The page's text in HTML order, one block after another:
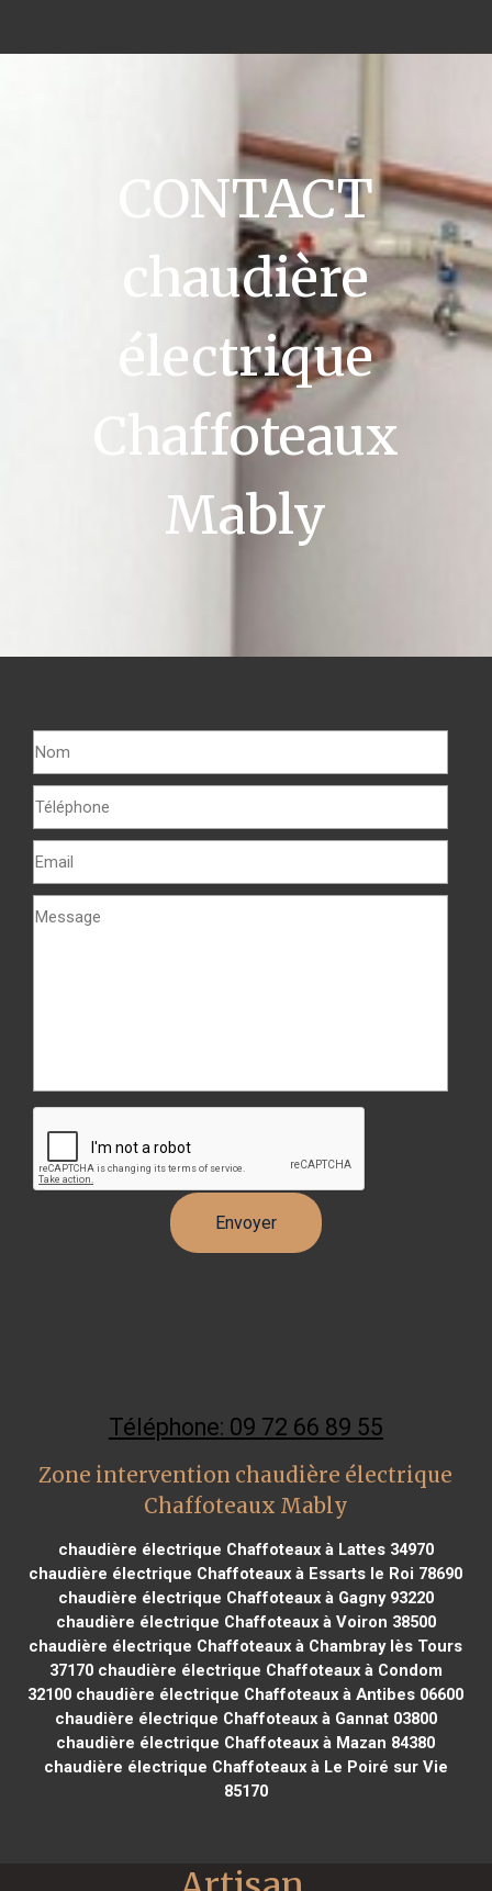
CONTACT
chaudière
électrique
Chaffoteaux
Mably
Téléphone: 09 72 66 89 55
Zone intervention chaudière électrique
Chaffoteaux Mably
chaudière électrique Chaffoteaux à Lattes 34970
chaudière électrique Chaffoteaux à Essarts le Roi 78690
chaudière électrique Chaffoteaux à Gagny 93220
chaudière électrique Chaffoteaux à Voiron 38500
chaudière électrique Chaffoteaux à Chambray lès Tours
37170chaudière électrique Chaffoteaux à Condom
32100 chaudière électrique Chaffoteaux à Antibes 06600
chaudière électrique Chaffoteaux à Gannat 03800
chaudière électrique Chaffoteaux à Mazan 84380
chaudière électrique Chaffoteaux à Le Poiré sur Vie
85170